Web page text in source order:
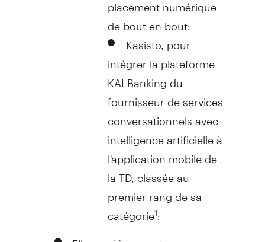
de bout en bout;
Kasisto, pour
intégrer la plateforme
KAI Banking du
fournisseur de services
conversationnels avec
intelligence artificielle à
l'application mobile de
la TD, classée au
premier rang de sa
catégorie1;